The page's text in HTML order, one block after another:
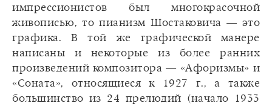
импрессионистов был многокрасочной
живописью, то пианизм Шостаковича — это
графика. В той же графической манере
написаны и некоторые из более ранних
произведений композитора — «Афоризмы» и
«Соната», относящиеся к 1927 г., а также
большинство из 24 прелюдий (начало 1933